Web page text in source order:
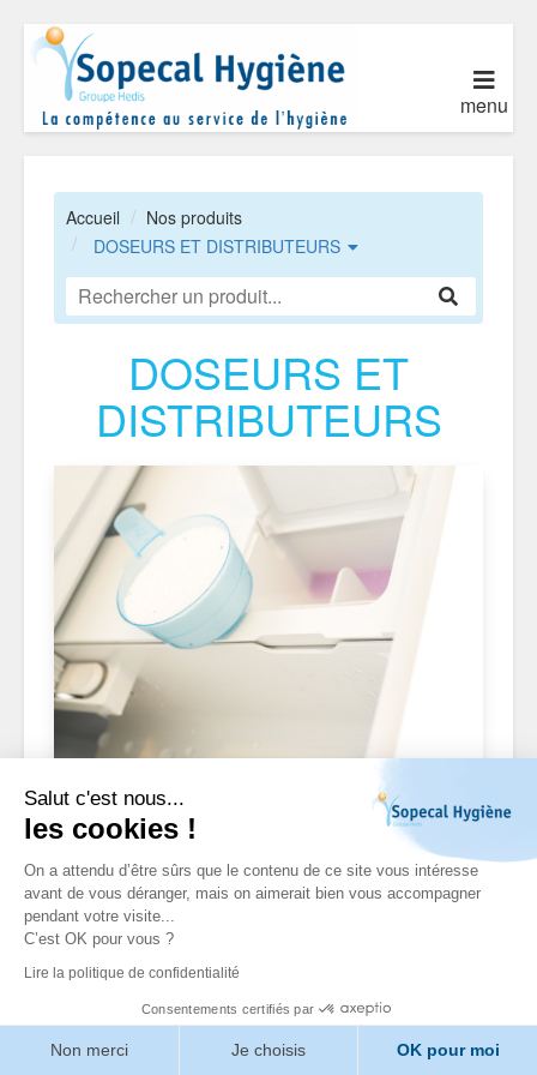
Salut c'est nous...
les cookies !
On a attendu d’être sûrs que le contenu de ce site vous intéresse
avant de vous déranger, mais on aimerait bien vous accompagner
pendant votre visite...
C’est OK pour vous ?
Lire la politique de confidentialité
Consentements certifiés par
Non merci Je choisis OK pour moi
menu
Accueil
Nos produits
DOSEURS ET DISTRIBUTEURS
DOSEURS ET
DISTRIBUTEURS